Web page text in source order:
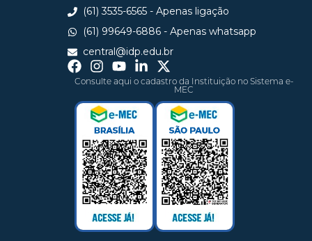
(61) 3535-6565 - Apenas ligação
(61) 99649-6886 - Apenas whatsapp
central@idp.edu.br
Consulte aqui o cadastro da Instituição no Sistema e-
MEC